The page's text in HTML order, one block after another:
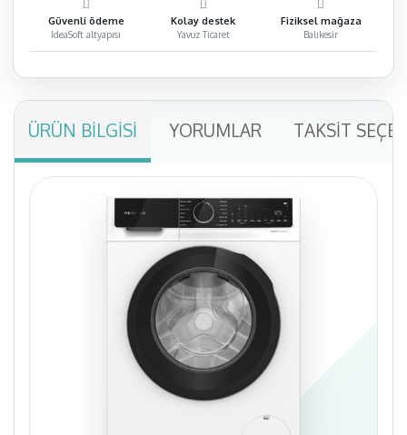
Güvenli ödeme
IdeaSoft altyapısı
Kolay destek
Yavuz Ticaret
Fiziksel mağaza
Balıkesir
ÜRÜN BILGISI YORUMLAR TAKSIT